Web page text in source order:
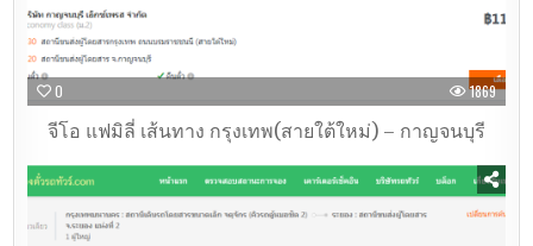
0 1869
จีโอ แฟมิลี่ เส้นทาง กรุงเทพ(สายใต้ใหม่) – กาญจนบุรี